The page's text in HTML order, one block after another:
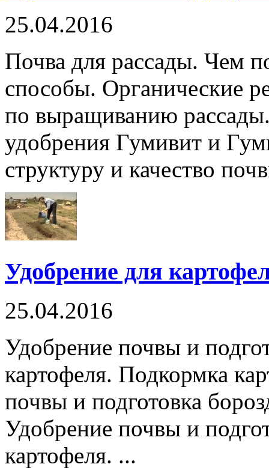
25.04.2016
Почва для рассады. Чем
способы. Органические
по выращиванию
удобрения Гумивит и
структуру и качество
Удобрение для
25.04.2016
Удобрение почвы и
картофеля. Подкормка
почвы и подготовка
Удобрение почвы и
картофеля. ...